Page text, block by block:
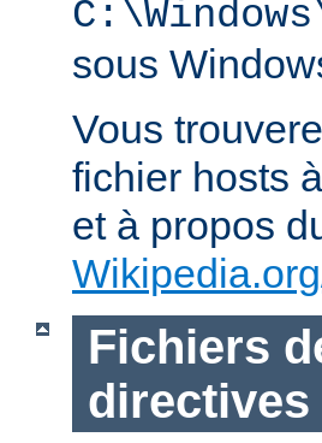
sous
Vous
fichier hosts à
et à propos
Fichiers
directives